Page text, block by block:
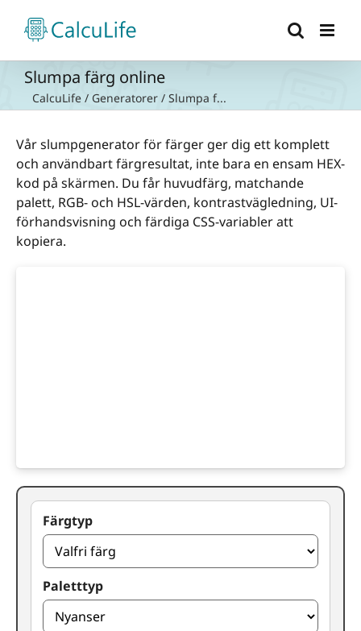
innehållet
Slumpa färg online
CalcuLife / Generatorer / Slumpa f...
Vår slumpgenerator för färger ger dig ett komplett
och användbart färgresultat, inte bara en ensam HEX-
kod på skärmen. Du får huvudfärg, matchande
palett, RGB- och HSL-värden, kontrastvägledning, UI-
förhandsvisning och färdiga CSS-variabler att
kopiera.
Färgtyp
Paletttyp